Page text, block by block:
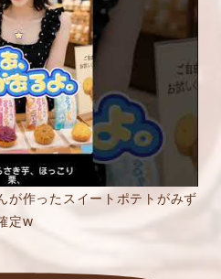
作ったスイートポテトがみず
定w